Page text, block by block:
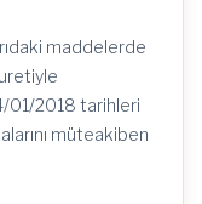
maddelerde
01/2018 tarihleri
müteakiben